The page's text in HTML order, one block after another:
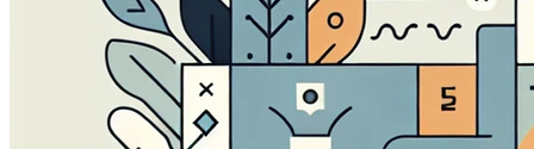
Questi cookie ci permettono di contare le visite e fonti
migliorare le prestazioni del nostro sito. Ci aiutano a
vedere come i visitatori si muovono intorno al sito.
Cookie Marketing